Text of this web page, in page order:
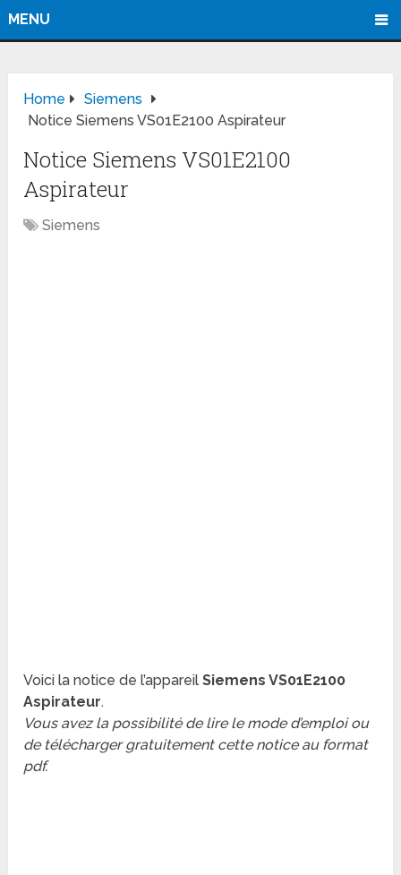
MENU
Home
Siemens
Notice Siemens VS01E2100 Aspirateur
Notice Siemens VS01E2100
Aspirateur
Siemens
Voici la notice de l’appareilSiemens VS01E2100
Aspirateur.
Vous avez la possibilité de lire le mode d’emploi ou
de télécharger gratuitement cette notice au format
pdf.